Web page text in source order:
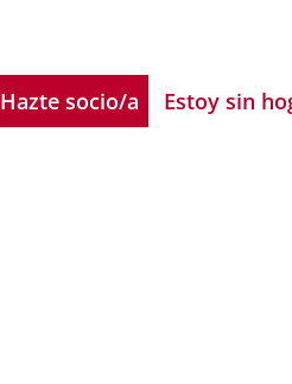
Hazte socio/a Estoy sin